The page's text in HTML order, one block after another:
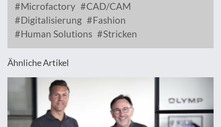
Microfactory
CAD/CAM
Digitalisierung
Fashion
Human Solutions
Stricken
Ähnliche Artikel